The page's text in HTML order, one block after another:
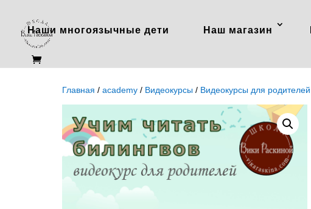
Наши многоязычные дети Наш магазин
Главная / academy / Видеокурсы / Видеокурсы для родителей